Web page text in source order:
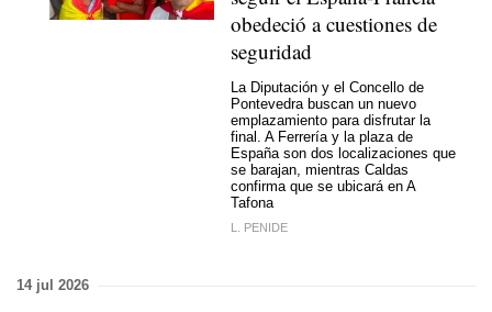
obedeció a cuestiones de
seguridad
La Diputación y el Concello de
Pontevedra buscan un nuevo
emplazamiento para disfrutar la
final. A Ferrería y la plaza de
España son dos localizaciones que
se barajan, mientras Caldas
confirma que se ubicará en A
Tafona
L. PENIDE
14 jul 2026